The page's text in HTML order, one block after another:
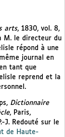
arts, 1830, vol. 8,
M. le directeur du
répond à une
journal en
tant que
reprend et la
Dictionnaire
, Paris,
J. Redouté sur le
de Haute-